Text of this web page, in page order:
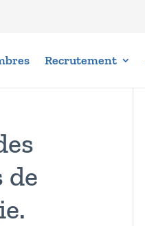
Recrutement
de